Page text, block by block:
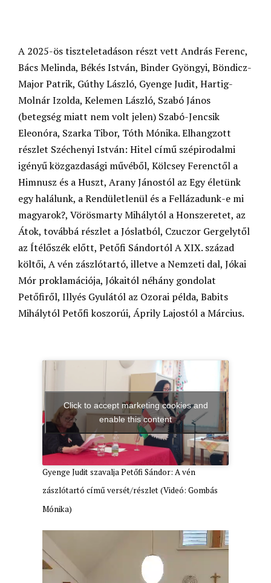
A 2025-ös tiszteletadáson részt vett András Ferenc,
Bács Melinda, Békés István, Binder Gyöngyi, Böndicz-
Major Patrik, Gúthy László, Gyenge Judit, Hartig-
Molnár Izolda, Kelemen László, Szabó János
(betegség miatt nem volt jelen) Szabó-Jencsik
Eleonóra, Szarka Tibor, Tóth Mónika. Elhangzott
részlet Széchenyi István: Hitel című szépirodalmi
igényű közgazdasági művéből, Kölcsey Ferenctől a
Himnusz és a Huszt, Arany Jánostól az Egy életünk
egy halálunk, a Rendületlenül és a Fellázadunk-e mi
magyarok?, Vörösmarty Mihálytól a Honszeretet, az
Átok, továbbá részlet a Jóslatból, Czuczor Gergelytől
az Ítélőszék előtt, Petőfi Sándortól A XIX. század
költői, A vén zászlótartó, illetve a Nemzeti dal, Jókai
Mór proklamációja, Jókaitól néhány gondolat
Petőfiről, Illyés Gyulától az Ozorai példa, Babits
Mihálytól Petőfi koszorúi, Áprily Lajostól a Március.
Click to accept marketing cookies and
enable this content
Gyenge Judit szavalja Petőfi Sándor: A vén
zászlótartó című versét/részlet (Videó: Gombás
Mónika)